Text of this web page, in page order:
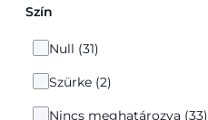
Szín
Null (31)
Szürke (2)
Nincs meghatározva (33)